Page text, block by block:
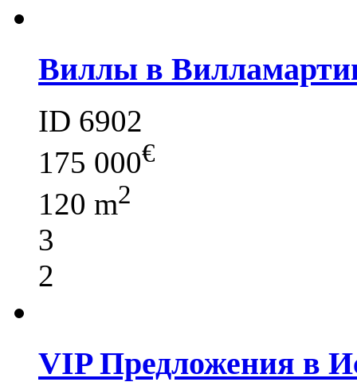
Виллы в
ID 6902
175 000€
120 m2
3
2
VIP Предложения в